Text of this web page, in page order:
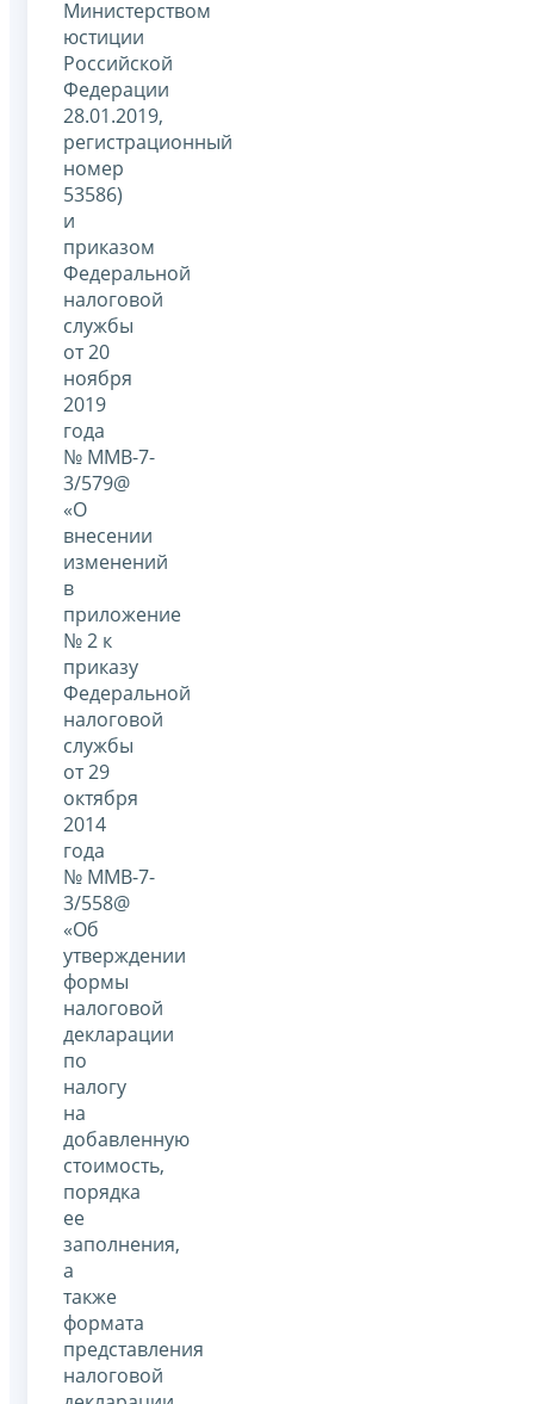
Министерством
юстиции
Российской
Федерации
28.01.2019,
регистрационный
номер
53586)
и
приказом
Федеральной
налоговой
службы
от 20
ноября
2019
года
№ ММВ-7-
3/579@
«О
внесении
изменений
в
приложение
№ 2 к
приказу
Федеральной
налоговой
службы
от 29
октября
2014
года
№ ММВ-7-
3/558@
«Об
утверждении
формы
налоговой
декларации
по
налогу
на
добавленную
стоимость,
порядка
ее
заполнения,
а
также
формата
представления
налоговой